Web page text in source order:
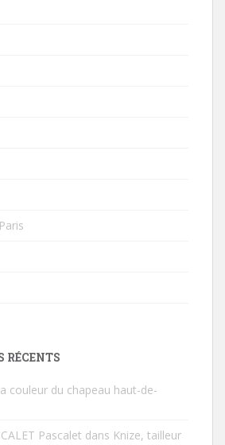
RÉCENTS
couleur du chapeau haut-de-
Pascalet dans Knize, tailleur